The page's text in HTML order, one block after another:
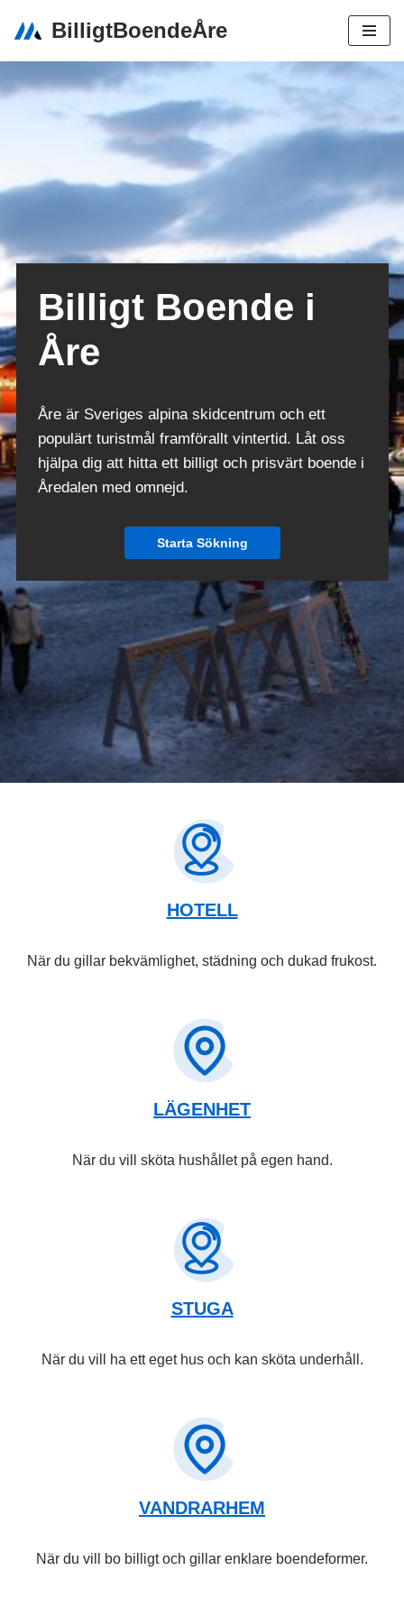
innehåll
BilligtBoendeÅre
Billigt Boende i
Åre
Åre är Sveriges alpina skidcentrum och ett
populärt turistmål framförallt vintertid. Låt oss
hjälpa dig att hitta ett billigt och prisvärt boende i
Åredalen med omnejd.
Starta Sökning
HOTELL
När du gillar bekvämlighet, städning och dukad frukost.
LÄGENHET
När du vill sköta hushållet på egen hand.
STUGA
När du vill ha ett eget hus och kan sköta underhåll.
VANDRARHEM
När du vill bo billigt och gillar enklare boendeformer.